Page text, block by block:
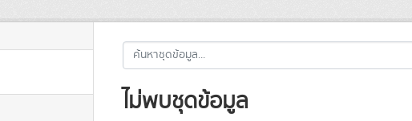
ไม่พบชุดข้อมูล